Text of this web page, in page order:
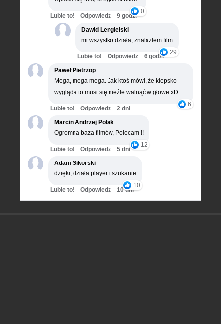
0
Lubie to! Odpowiedz
9 godz.
Dawid Lengielski
mi wszystko działa, znalazłem film
29
Lubie to! Odpowiedz
6 godz.
Paweł Pietrzop
Mega, mega mega. Jak ktoś mówi, że kiepsko
wygląda to musi się nieźle walnąć w głowe xD
6
Lubie to! Odpowiedz
2 dni
Marcin Andrzej Polak
Ogromna baza filmów, Polecam !!
12
Lubie to! Odpowiedz
5 dni
Adam Sikorski
dzięki, działa player i szukanie
10
Lubie to! Odpowiedz 10 dni